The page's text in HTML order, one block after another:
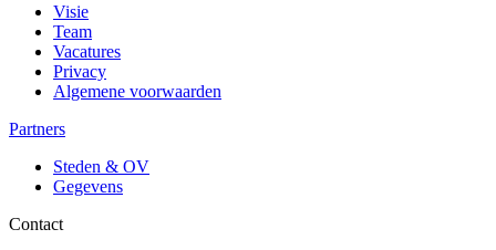
Visie
Team
Vacatures
Privacy
Algemene voorwaarden
Partners
Steden & OV
Gegevens
Contact